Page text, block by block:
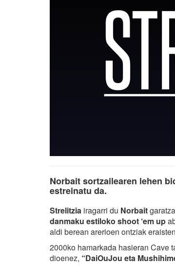
Norbait sortzailearen lehen
estreinatu da.
Strelitzia iragarri du Norbait
danmaku estiloko shoot ‘em up
aldi berean arerioen ontziak
2000ko hamarkada hasieran Cave
dioenez, “DaiOuJou eta